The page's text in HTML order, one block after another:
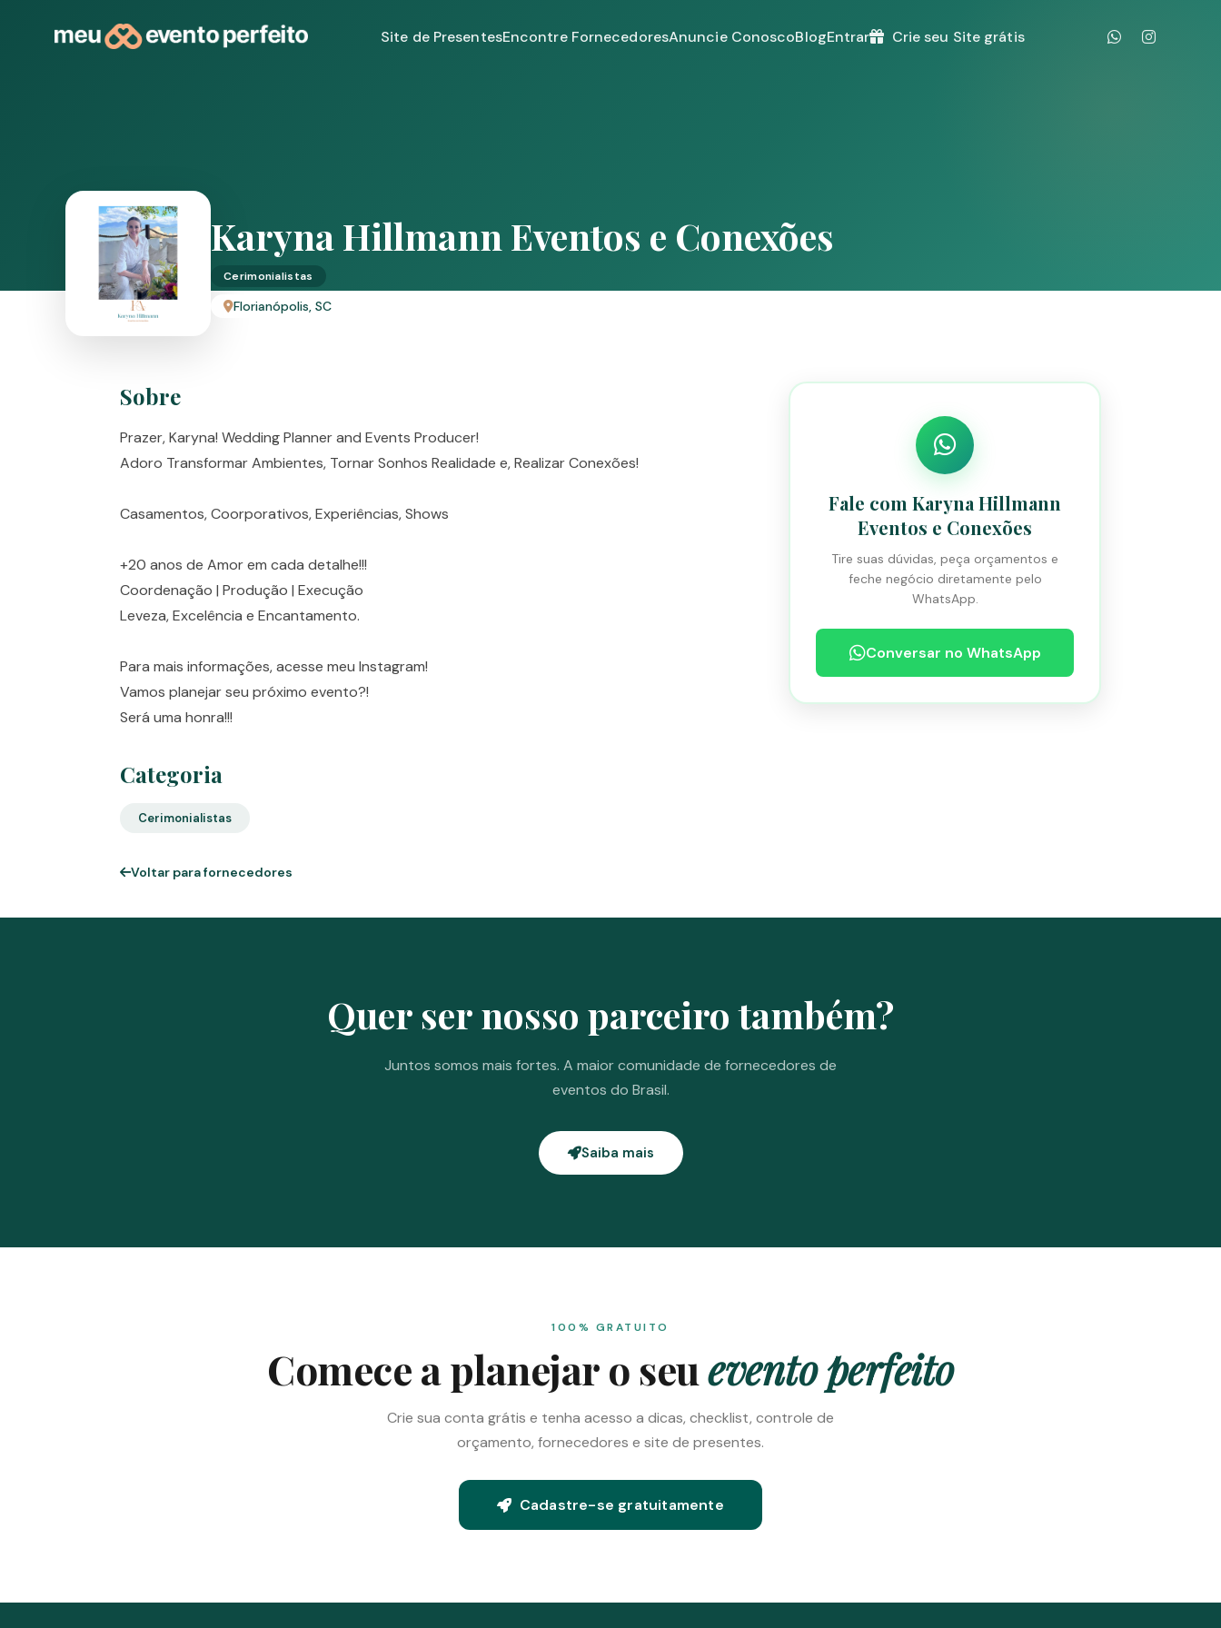
Site de PresentesEncontre FornecedoresAnuncie ConoscoBlogEntrar Crie seu Site grátis
Karyna Hillmann Eventos e Conexões
Cerimonialistas
Florianópolis, SC
Sobre
Prazer, Karyna! Wedding Planner and Events Producer!
Adoro Transformar Ambientes, Tornar Sonhos Realidade e, Realizar Conexões!
Casamentos, Coorporativos, Experiências, Shows
+20 anos de Amor em cada detalhe!!!
Coordenação | Produção | Execução
Leveza, Excelência e Encantamento.
Para mais informações, acesse meu Instagram!
Vamos planejar seu próximo evento?!
Será uma honra!!!
Categoria
Cerimonialistas
Voltar para fornecedores
Fale com Karyna Hillmann
Eventos e Conexões
Tire suas dúvidas, peça orçamentos e
feche negócio diretamente pelo
WhatsApp.
Conversar no WhatsApp
Quer ser nosso parceiro também?
Juntos somos mais fortes. A maior comunidade de fornecedores de
eventos do Brasil.
Saiba mais
100% GRATUITO
Comece a planejar o seuevento perfeito
Crie sua conta grátis e tenha acesso a dicas, checklist, controle de
orçamento, fornecedores e site de presentes.
Cadastre-se gratuitamente